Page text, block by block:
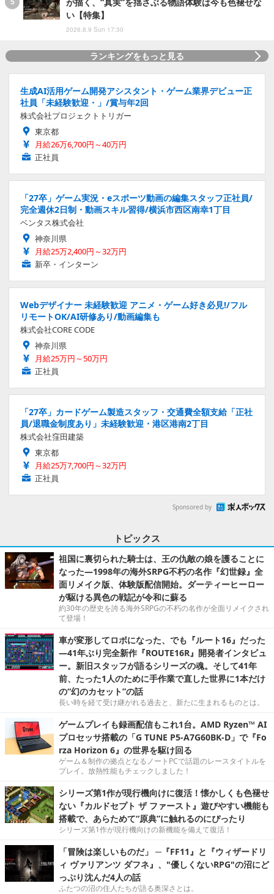
い【特集】
2026.8.9 Sun 17:30
ランキングをもっと見る
生成AI活用ゲーム開発アシスタント・ゲーム業界デビュー正
社員「未経験歓迎・」/賞与年2回
株式会社プロジェクトトリガー
東京都
月給26万6,700円～40万円
正社員
「27卒」ゲーム実況・eスポーツ動画の編集スタッフ正社員/
完全週休2日制・動画スキル習得/横浜市西区南幸1丁目
ベンタス株式会社
神奈川県
月給25万2,400円～32万円
新卒・インターン
Webデザイナー 未経験歓迎 アニメ・ゲーム好き必見!/フル
リモートOK/AI研修あり/動画編集も
株式会社CORE CODE
神奈川県
月給25万円～50万円
正社員
「27卒」カードゲーム製造スタッフ・交通費全額支給「正社
員/退職金制度あり」未経験歓迎・港区港南2丁目
株式会社窪田建築
東京都
月給25万7,700円～32万円
正社員
Sponsored by
トピックス
祖国に裏切られた騎士は、王の仇敵の娘を護ることに
なった―1998年の海外SRPG不朽の名作『幻世録』全
面リメイク版、体験版配信開始。ダーティーヒーロー
が駆ける異色の戦記が令和に蘇る
約30年の歴史を誇る海外SRPGの不朽の名作が全面リメイクされ
て登場！
車が変形してロボになった、でも『ルート16』だった
―41年ぶり完全新作『ROUTE16R』開発者インタビュ
ー。新旧スタッフが語るシリーズの魂。そして41年
前、たった1人のために手作業で直した世界に1本だけ
の“幻のカセット”の話
長い時を経て受け継がれる過去と、新たに生まれるものとは。
ゲームプレイも録画配信もこれ1台。AMD Ryzen™ AI
プロセッサ搭載の「G TUNE P5-A7G60BK-D」で『Fo
rza Horizon 6』の世界を駆け回る
ゲーム＆制作の拠点となるノートPCで話題のレースタイトルを
プレイ。放熱性能もチェックしました！
シリーズ第1作が現行機向けに復活！懐かしくも色褪せ
ない『カルドセプト ザ ファースト』遊びやすい機能も
搭載で、あらためて“原典”に触れるのにぴったり
シリーズ第1作が現行機向けの新機能を備えて復活！
「冒険は楽しいものだ」 ─『FF11』と『ウィザードリ
ィ ヴァリアンツ ダフネ』、"優しくないRPG"の沼にど
っぷり沈んだ4人の話
ふたつの沼の住人たちが語る奥深さとは。